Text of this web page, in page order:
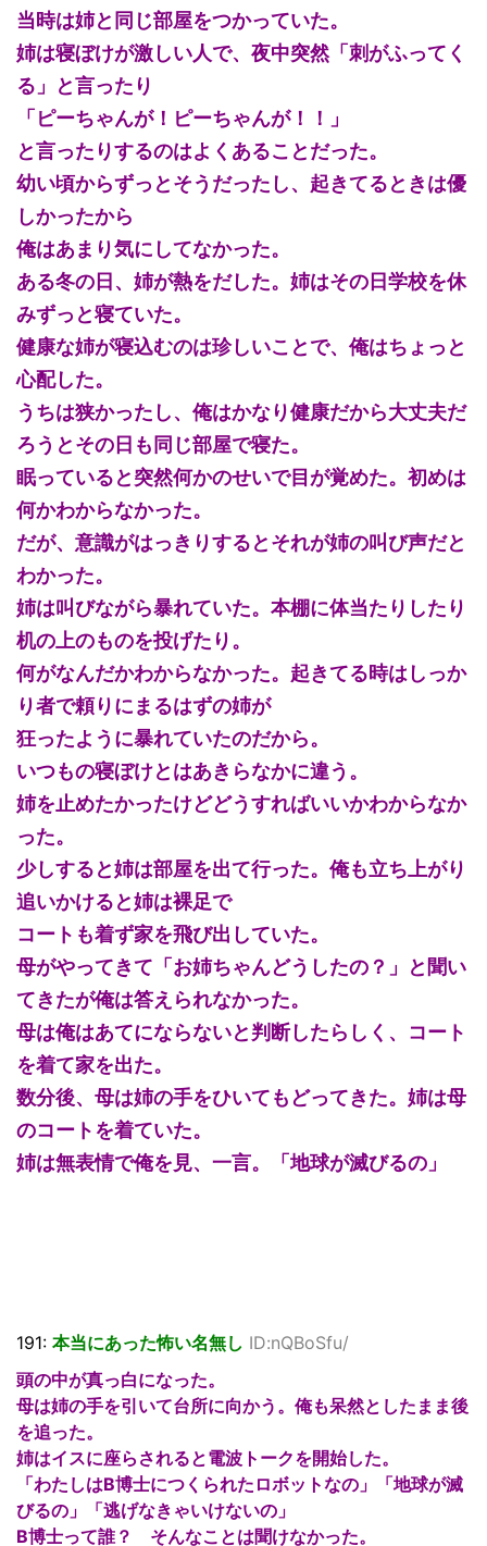
当時は姉と同じ部屋をつかっていた。
姉は寝ぼけが激しい人で、夜中突然「刺がふってく
る」と言ったり
「ピーちゃんが！ピーちゃんが！！」
と言ったりするのはよくあることだった。
幼い頃からずっとそうだったし、起きてるときは優
しかったから
俺はあまり気にしてなかった。
ある冬の日、姉が熱をだした。姉はその日学校を休
みずっと寝ていた。
健康な姉が寝込むのは珍しいことで、俺はちょっと
心配した。
うちは狭かったし、俺はかなり健康だから大丈夫だ
ろうとその日も同じ部屋で寝た。
眠っていると突然何かのせいで目が覚めた。初めは
何かわからなかった。
だが、意識がはっきりするとそれが姉の叫び声だと
わかった。
姉は叫びながら暴れていた。本棚に体当たりしたり
机の上のものを投げたり。
何がなんだかわからなかった。起きてる時はしっか
り者で頼りにまるはずの姉が
狂ったように暴れていたのだから。
いつもの寝ぼけとはあきらなかに違う。
姉を止めたかったけどどうすればいいかわからなか
った。
少しすると姉は部屋を出て行った。俺も立ち上がり
追いかけると姉は裸足で
コートも着ず家を飛び出していた。
母がやってきて「お姉ちゃんどうしたの？」と聞い
てきたが俺は答えられなかった。
母は俺はあてにならないと判断したらしく、コート
を着て家を出た。
数分後、母は姉の手をひいてもどってきた。姉は母
のコートを着ていた。
姉は無表情で俺を見、一言。「地球が滅びるの」
191: 本当にあった怖い名無し ID:nQBoSfu/
頭の中が真っ白になった。
母は姉の手を引いて台所に向かう。俺も呆然としたまま後
を追った。
姉はイスに座らされると電波トークを開始した。
「わたしはB博士につくられたロボットなの」「地球が滅
びるの」「逃げなきゃいけないの」
B博士って誰？ そんなことは聞けなかった。